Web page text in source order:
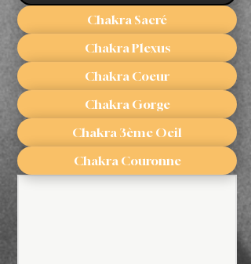
Chakra Sacré
Chakra Plexus
Chakra Coeur
Chakra Gorge
Chakra 3ème Oeil
Chakra Couronne